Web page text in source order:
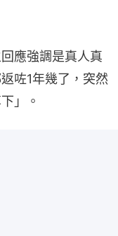
應強調是真人真
咗1年幾了，突然
」。